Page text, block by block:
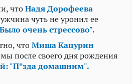
чтоНадя Дорофеева
чуть не уронил ее
очень стрессово".
чтоМиша Кацурин
после своего дня рождения
"П*зда домашним".